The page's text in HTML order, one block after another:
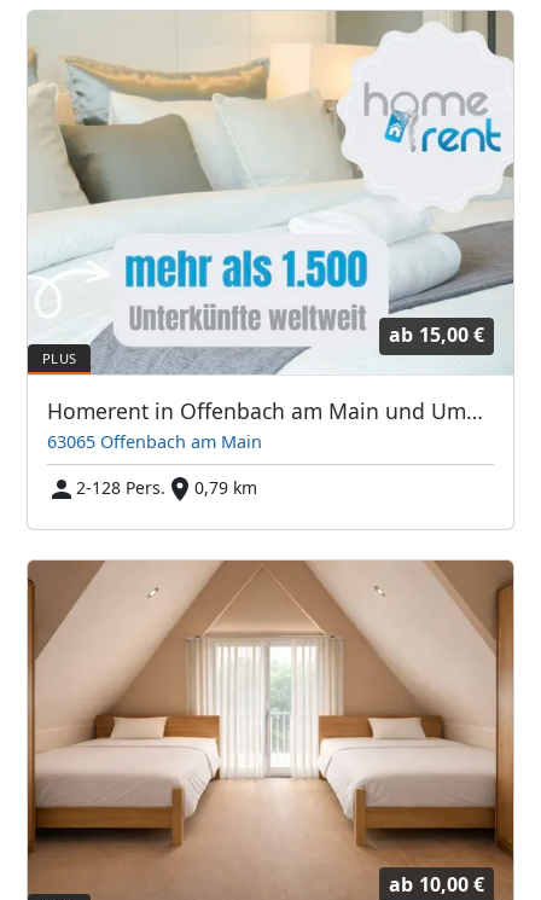
ab 15,00 €
Homerent in Offenbach am Main und Umgebung
63065 Offenbach am Main
2-128 Pers.
0,79 km
ab 10,00 €